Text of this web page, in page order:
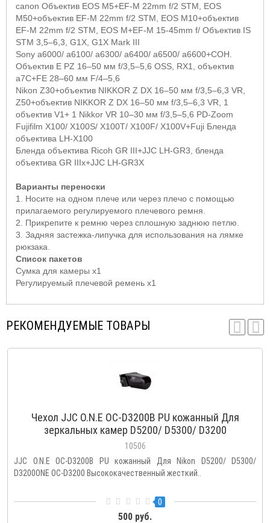
canon Объектив EOS M5+EF-M 22mm f/2 STM, EOS
M50+объектив EF-M 22mm f/2 STM, EOS M10+объектив
EF-M 22mm f/2 STM, EOS M+EF-M 15-45mm f/ Объектив IS
STM 3,5–6,3, G1X, G1X Mark III
Sony а6000/ а6100/ а6300/ а6400/ а6500/ а6600+СОН.
Объектив E PZ 16–50 мм f/3,5–5,6 OSS, RX1, объектив
a7C+FE 28–60 мм F/4–5,6
Nikon Z30+объектив NIKKOR Z DX 16–50 мм f/3,5–6,3 VR,
Z50+объектив NIKKOR Z DX 16–50 мм f/3,5–6,3 VR, 1
объектив V1+ 1 Nikkor VR 10–30 мм f/3,5–5,6 PD-Zoom
Fujifilm X100/ X100S/ X100T/ X100F/ X100V+Fuji Бленда
объектива LH-X100
Бленда объектива Ricoh GR III+JJC LH-GR3, бленда
объектива GR IIIx+JJC LH-GR3X
Варианты переноски
1. Носите на одном плече или через плечо с помощью
прилагаемого регулируемого плечевого ремня.
2. Прикрепите к ремню через сплошную заднюю петлю.
3. Задняя застежка-липучка для использования на лямке
рюкзака.
Список пакетов
Сумка для камеры x1
Регулируемый плечевой ремень x1
РЕКОМЕНДУЕМЫЕ ТОВАРЫ
Чехол JJC O.N.E OC-D3200B PU кожанный Для
зеркальных камер D5200/ D5300/ D3200
10506
JJC O.N.E OC-D3200B PU кожанный Для Nikon D5200/ D5300/
D3200ONE OC-D3200 Высококачественный жесткий..
0
500 руб.